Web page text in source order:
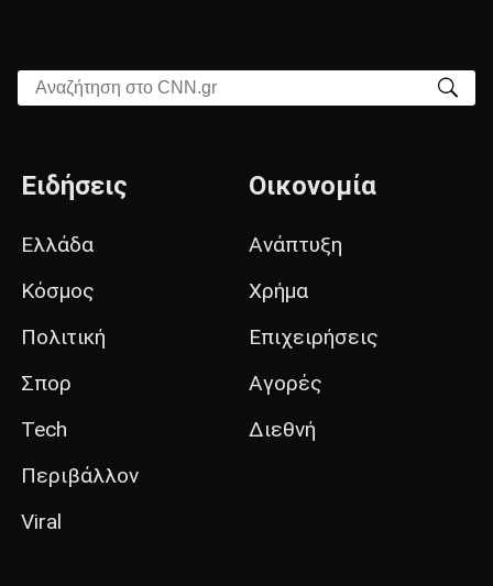
Αναζήτηση στο CNN.gr
Ειδήσεις
Ελλάδα
Κόσμος
Πολιτική
Σπορ
Tech
Περιβάλλον
Viral
Οικονομία
Ανάπτυξη
Χρήμα
Επιχειρήσεις
Αγορές
Διεθνή